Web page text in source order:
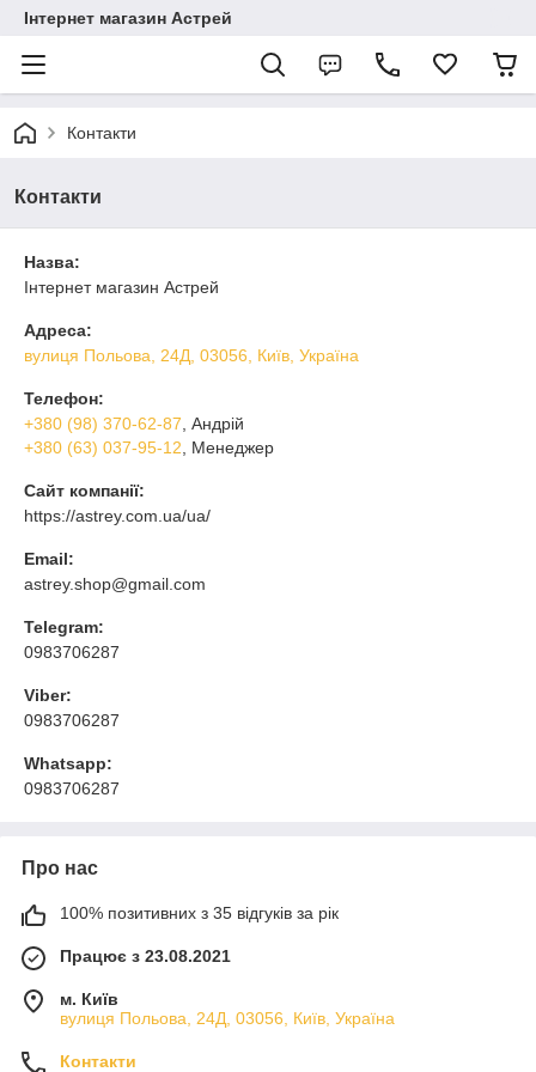
Інтернет магазин Астрей
Контакти
Контакти
Назва:
Інтернет магазин Астрей
Адреса:
вулиця Польова, 24Д, 03056, Київ, Україна
Телефон:
+380 (98) 370-62-87 , Андрій
+380 (63) 037-95-12 , Менеджер
Сайт компанії:
https://astrey.com.ua/ua/
Email:
astrey.shop@gmail.com
Telegram:
0983706287
Viber:
0983706287
Whatsapp:
0983706287
Про нас
100% позитивних з 35 відгуків за рік
Працює з 23.08.2021
м. Київ
вулиця Польова, 24Д, 03056, Київ, Україна
Контакти